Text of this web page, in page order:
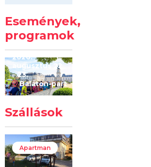
Események,
programok
Kilóméterek
2026
2026.
augusztus 22
– 23.
Balaton-part
Szállások
Apartman